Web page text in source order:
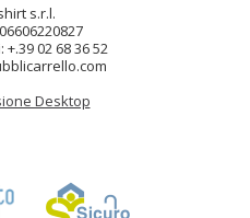
s.r.l.
02 68 36 52
Desktop